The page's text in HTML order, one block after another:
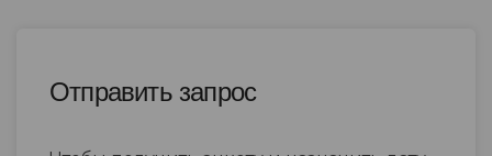
Отправить запрос